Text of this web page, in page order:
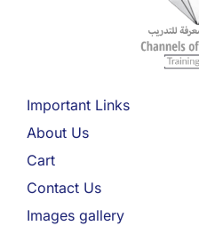
Important Links
About Us
Cart
Contact Us
Images gallery